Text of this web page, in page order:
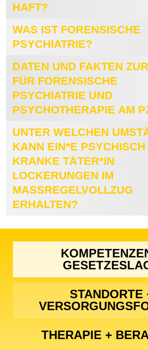
AFT?
WAS IST FORENSISCHE
PSYCHIATRIE?
DATEN UND FAKTEN
FÜR FORENSISCHE
PSYCHIATRIE UND
PSYCHOTHERAPIE AM
UNTER WELCHEN
KANN EIN*E PSYCHISCH
KRANKE TÄTER*IN
LOCKERUNGEN IM
MASSREGELVOLLZUG E
RHALTEN?
STANDORTE
THERAPIE +